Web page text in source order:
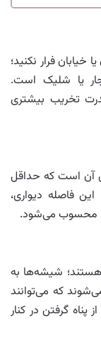
فرار نکنید؛
یا شلیک است.
تخریب بیشتری
آن است که حداقل
فاصله دیواری،
محسوب می‌شود.
هستند؛ شیشه‌ها به
که می‌توانند
گرفتن در کنار